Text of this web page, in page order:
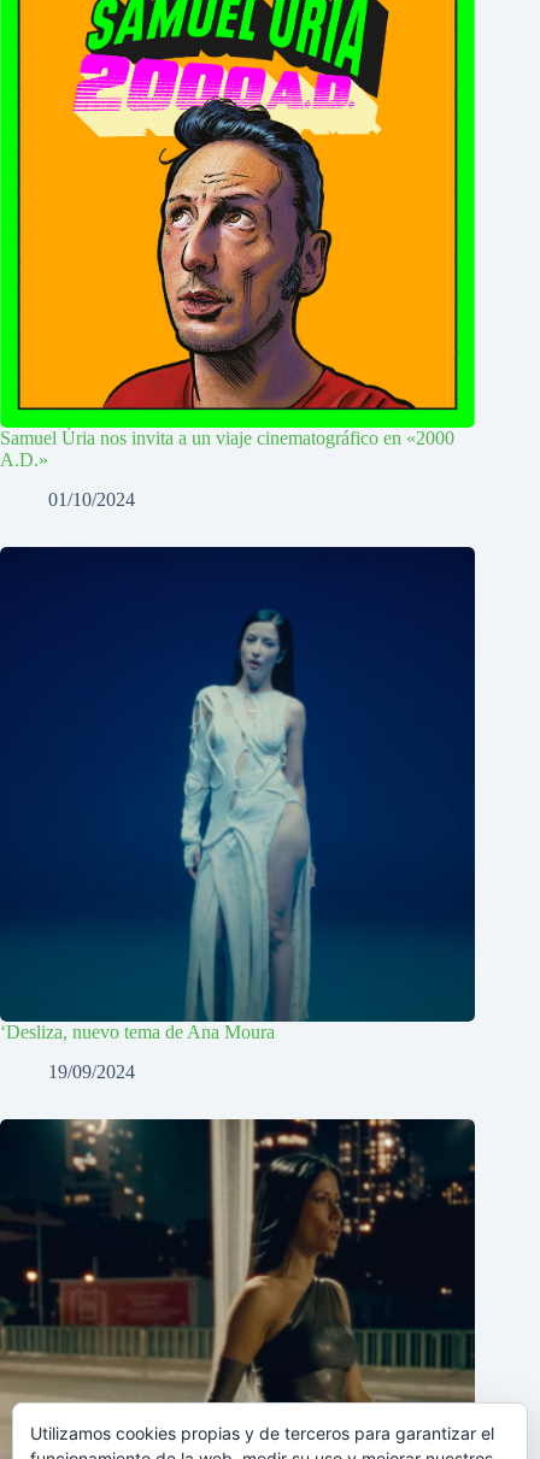
Samuel Úria nos invita a un viaje cinematográfico en «2000
A.D.»
01/10/2024
‘Desliza, nuevo tema de Ana Moura
19/09/2024
Utilizamos cookies propias y de terceros para garantizar el